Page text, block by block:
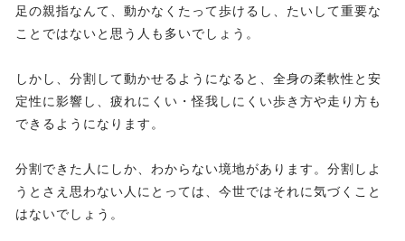
足の親指なんて、動かなくたって歩けるし、たいして重要な
ことではないと思う人も多いでしょう。
しかし、分割して動かせるようになると、全身の柔軟性と安
定性に影響し、疲れにくい・怪我しにくい歩き方や走り方も
できるようになります。
分割できた人にしか、わからない境地があります。分割しよ
うとさえ思わない人にとっては、今世ではそれに気づくこと
はないでしょう。